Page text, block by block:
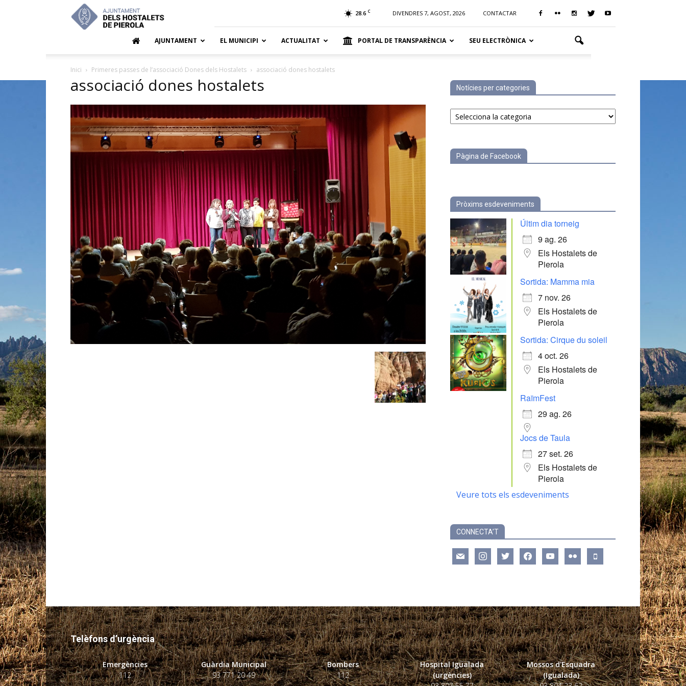
Hostalets
de
28.6 C DIVENDRES 7, AGOST, 2026 CONTACTAR
AJUNTAMENT EL MUNICIPI ACTUALITAT PORTAL DE TRANSPARÈNCIA SEU ELECTRÒNICA
Inici Primeres passes de l’associació Dones dels Hostalets associació dones hostalets
associació dones hostalets Notícies per categories
Notícies
per
Pàgina de Facebook
Pròxims esdeveniments
Últim dia torneig
9 ag. 26
Els Hostalets de
Pierola
Sortida: Mamma mia
7 nov. 26
Els Hostalets de
Pierola
Sortida: Cirque du soleil
4 oct. 26
Els Hostalets de
Pierola
RaïmFest
29 ag. 26
Jocs de Taula
27 set. 26
Els Hostalets de
Pierola
Veure tots els esdeveniments
CONNECTA’T
mail instagramtwitter facebookyoutube flickr mobile
Telèfons d’urgència
Emergències
112
Guàrdia Municipal
93 771 20 49
Bombers
112
Hospital Igualada
(urgències)
Mossos d'Esquadra
(Igualada)